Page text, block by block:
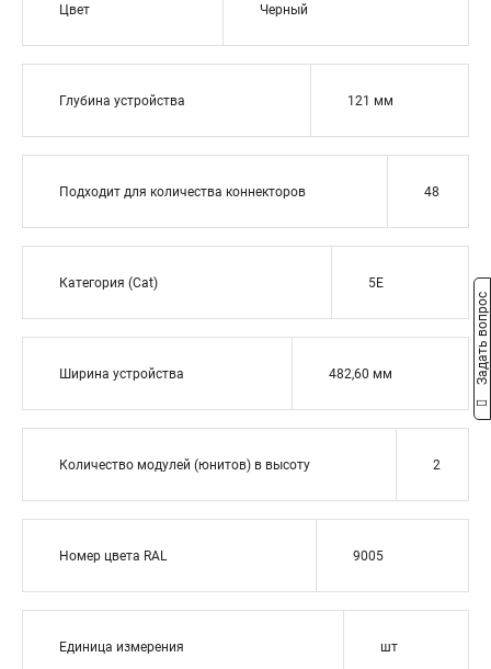
Цвет Черный
Глубина устройства 121 мм
Подходит для количества коннекторов 48
Категория (Cat) 5E
Ширина устройства 482,60 мм
Количество модулей (юнитов) в высоту 2
Номер цвета RAL 9005
Единица измерения шт
Задать вопрос